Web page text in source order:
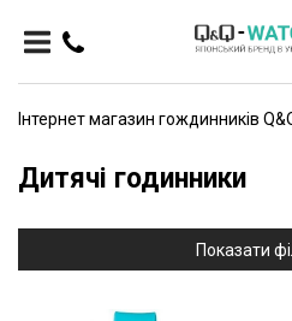
Інтернет магазин гождинників
Дитячі годинники
Показати